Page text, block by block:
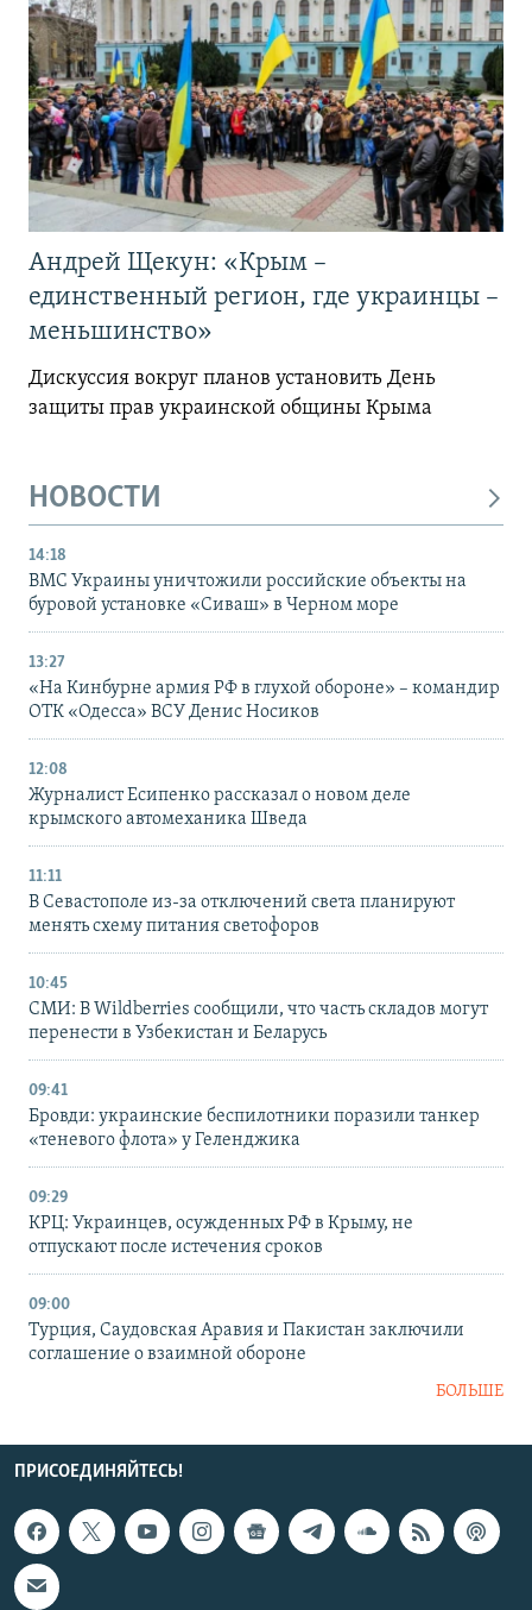
Андрей Щекун: «Крым –
единственный регион, где украинцы –
меньшинство»
Дискуссия вокруг планов установить День
защиты прав украинской общины Крыма
НОВОСТИ
14:18
ВМС Украины уничтожили российские объекты на
буровой установке «Сиваш» в Черном море
13:27
«На Кинбурне армия РФ в глухой обороне» – командир
ОТК «Одесса» ВСУ Денис Носиков
12:08
Журналист Есипенко рассказал о новом деле
крымского автомеханика Шведа
11:11
В Севастополе из-за отключений света планируют
менять схему питания светофоров
10:45
СМИ: В Wildberries сообщили, что часть складов могут
перенести в Узбекистан и Беларусь
09:41
Бровди: украинские беспилотники поразили танкер
«теневого флота» у Геленджика
09:29
КРЦ: Украинцев, осужденных РФ в Крыму, не
отпускают после истечения сроков
09:00
Турция, Саудовская Аравия и Пакистан заключили
соглашение о взаимной обороне
БОЛЬШЕ
ПРИСОЕДИНЯЙТЕСЬ!